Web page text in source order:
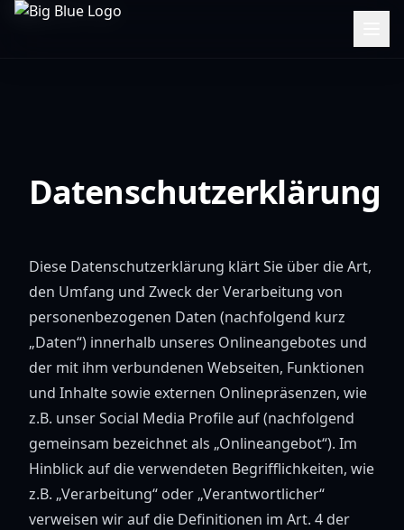
Datenschutzerklärung
Diese Datenschutzerklärung klärt Sie über die Art,
den Umfang und Zweck der Verarbeitung von
personenbezogenen Daten (nachfolgend kurz
„Daten“) innerhalb unseres Onlineangebotes und
der mit ihm verbundenen Webseiten, Funktionen
und Inhalte sowie externen Onlinepräsenzen, wie
z.B. unser Social Media Profile auf (nachfolgend
gemeinsam bezeichnet als „Onlineangebot“). Im
Hinblick auf die verwendeten Begrifflichkeiten, wie
z.B. „Verarbeitung“ oder „Verantwortlicher“
verweisen wir auf die Definitionen im Art. 4 der